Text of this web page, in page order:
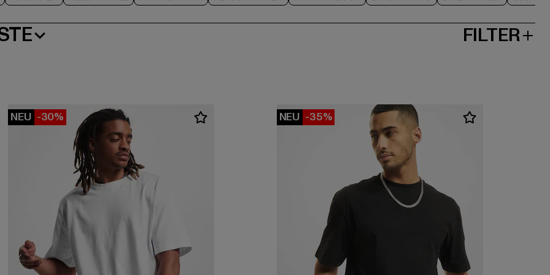
FILTER
NEU -30% NEU -35%